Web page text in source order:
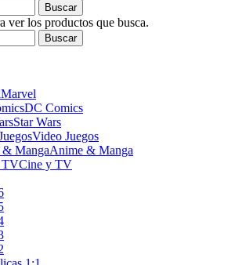
Buscar
ver los productos que busca.
Buscar
Marvel
DC Comics
Star Wars
Video Juegos
Anime & Manga
Cine y TV